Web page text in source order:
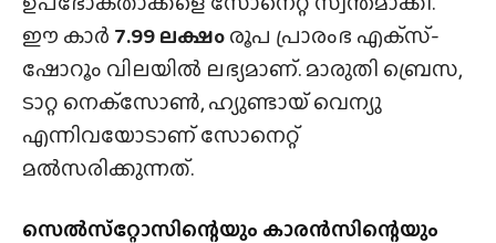
ഈ കാർ 7.99 ലക്ഷംരൂപ പ്രാരംഭ എക്‌സ്-
ഷോറൂം വിലയിൽ ലഭ്യമാണ്. മാരുതി ബ്രെസ,
ടാറ്റ നെക്‌സോൺ, ഹ്യുണ്ടായ് വെന്യു
എന്നിവയോടാണ് സോനെറ്റ്
മൽസരിക്കുന്നത്.
സെൽസ്‌റ്റോസിന്റെയും കാരൻസിന്റെയും